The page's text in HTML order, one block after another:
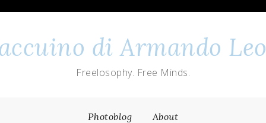
di Armando
Freelosophy. Free Minds.
Photoblog About